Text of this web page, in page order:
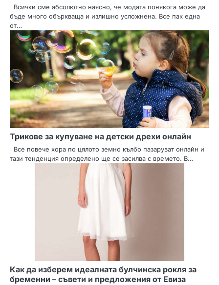
Всички сме абсолютно наясно, че модата понякога може да
бъде много объркваща и излишно усложнена. Все пак една
от…
Трикове за купуване на детски дрехи онлайн
Все повече хора по цялото земно кълбо пазаруват онлайн и
тази тенденция определено ще се засилва с времето. В…
Как да изберем идеалната булчинска рокля за
бременни – съвети и предложения от Евиза